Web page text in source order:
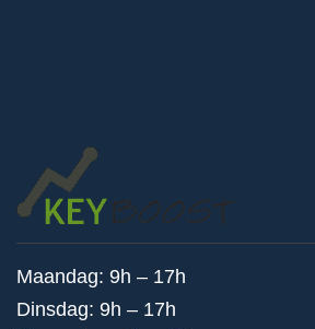
Maandag: 9h – 17h
Dinsdag: 9h – 17h